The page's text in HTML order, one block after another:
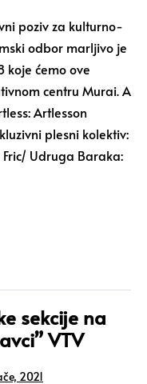
poziv za kulturno-
odbor marljivo je
koje ćemo ove
centru Murai. A
Artlesson
plesni kolektiv:
Udruga Baraka:
sekcije na
VTV
2021